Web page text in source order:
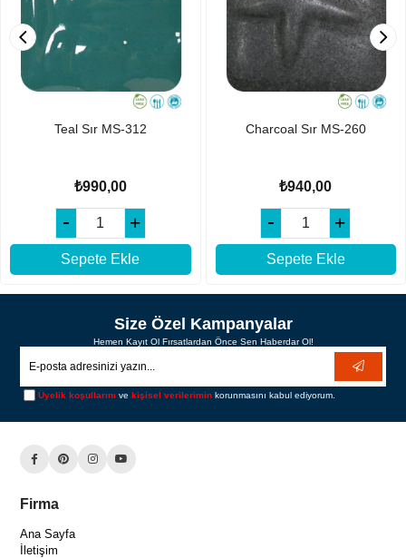
Teal Sır MS-312
₺990,00
Sepete Ekle
Charcoal Sır MS-260
₺940,00
Sepete Ekle
Size Özel Kampanyalar
Hemen Kayıt Ol Fırsatlardan Önce Sen Haberdar Ol!
Üyelik koşullarını vekişisel verilerimin korunmasını kabul ediyorum.
Firma
Ana Sayfa
İletişim